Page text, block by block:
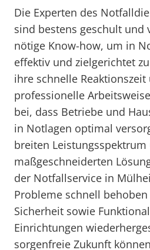
Die Experten des
sind bestens geschult und
nötige Know-how, um in
effektiv und zielgerichtet
ihre schnelle
professionelle
bei, dass Betriebe und
in Notlagen optimal
breiten Leistungsspektrum
maßgeschneiderten
der Notfallservice in
Probleme schnell
Sicherheit sowie
Einrichtungen
sorgenfreie Zukunft